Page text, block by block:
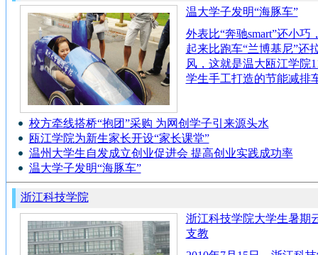
温大学子发明“海豚车”
外表比“奔驰smart”还小巧
起来比跑车“兰博基尼”还
风，这就是温大瓯江学院
学生手工打造的节能减排
校方牵线搭桥“抱团”采购 为网创学子引来源头水
瓯江学院为新生家长开设“家长课堂”
温州大学生自发成立创业促进会 提高创业实践成功率
温大学子发明“海豚车”
浙江科技学院
浙江科技学院大学生暑期
支教